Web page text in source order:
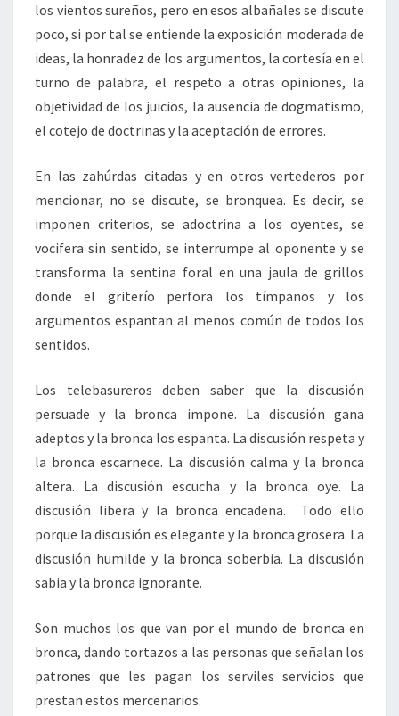
los vientos sureños, pero en esos albañales se discute
poco, si por tal se entiende la exposición moderada de
ideas, la honradez de los argumentos, la cortesía en el
turno de palabra, el respeto a otras opiniones, la
objetividad de los juicios, la ausencia de dogmatismo,
el cotejo de doctrinas y la aceptación de errores.
En las zahúrdas citadas y en otros vertederos por
mencionar, no se discute, se bronquea. Es decir, se
imponen criterios, se adoctrina a los oyentes, se
vocifera sin sentido, se interrumpe al oponente y se
transforma la sentina foral en una jaula de grillos
donde el griterío perfora los tímpanos y los
argumentos espantan al menos común de todos los
sentidos.
Los telebasureros deben saber que la discusión
persuade y la bronca impone. La discusión gana
adeptos y la bronca los espanta. La discusión respeta y
la bronca escarnece. La discusión calma y la bronca
altera. La discusión escucha y la bronca oye. La
discusión libera y la bronca encadena. Todo ello
porque la discusión es elegante y la bronca grosera. La
discusión humilde y la bronca soberbia. La discusión
sabia y la bronca ignorante.
Son muchos los que van por el mundo de bronca en
bronca, dando tortazos a las personas que señalan los
patrones que les pagan los serviles servicios que
prestan estos mercenarios.